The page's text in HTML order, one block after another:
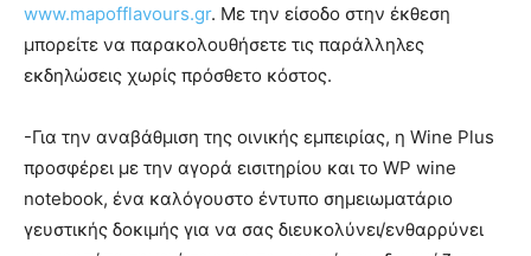
www.mapofflavours.gr. Με την είσοδο στην έκθεση
μπορείτε να παρακολουθήσετε τις παράλληλες
εκδηλώσεις χωρίς πρόσθετο κόστος.
-Για την αναβάθμιση της οινικής εμπειρίας, η Wine Plus
προσφέρει με την αγορά εισιτηρίου και το WP wine
notebook, ένα καλόγουστο έντυπο σημειωματάριο
γευστικής δοκιμής για να σας διευκολύνει/ενθαρρύνει